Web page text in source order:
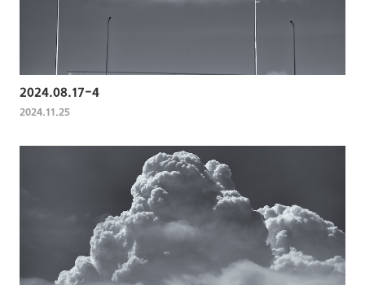
2024.08.17-4
2024.11.25